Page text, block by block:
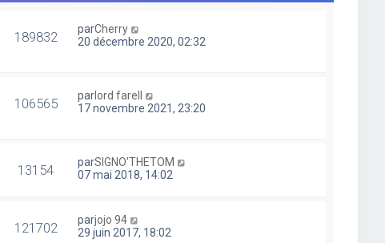
189832 parCherry
20 décembre 2020, 02:32
106565 parlord farell
17 novembre 2021, 23:20
13154 parSIGNO'THETOM
07 mai 2018, 14:02
121702 parjojo 94
29 juin 2017, 18:02